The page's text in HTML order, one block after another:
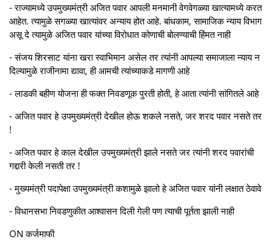
- राज्यामध्ये उपमुख्यमंत्री अजित पवार आपली मनमानी वेगवेगळ्या खात्यामध्ये करत
आहेत. त्यामुळे सगळ्या खात्यांवर अन्याय होत आहे. बांधकाम, सामाजिक न्याय विभाग
असू दे त्यामुळे अजित पवार यांच्या विरोधात कोणाची बोलण्याची हिंमत नाही
- संजय शिरसाट यांना खरा स्वाभिमान असेल तर त्यांनी आपल्या समाजाला न्याय न
दिल्यामुळे राजीनामा द्यावा, ही आमची त्यांच्याकडे मागणी आहे
- लाडकी बहीण योजना ही फक्त निवडणूक पुरती होती, हे आता त्यांनी सांगितले आहे
- अजित पवार हे उपमुख्यमंत्री देखील होऊ शकले नसते, जर शरद पवार नसते तर
!
- अजित पवार हे काल देखील उपमुख्यमंत्री झाले नसते जर त्यांनी शरद पवारांची
गद्दारी केली नसती तर !
- मुख्यमंत्री पदापेक्षा उपमुख्यमंत्री कशामुळे झालो हे अजित पवार यांनी लक्षात ठेवावे
- विधानसभा निवडणुकीत आश्वासन दिली गेली पण त्याची पूर्तता झाली नाही
ON कर्जमाफी